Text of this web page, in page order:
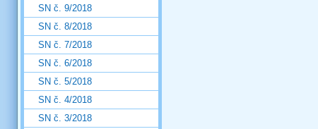
SN č. 9/2018
SN č. 8/2018
SN č. 7/2018
SN č. 6/2018
SN č. 5/2018
SN č. 4/2018
SN č. 3/2018